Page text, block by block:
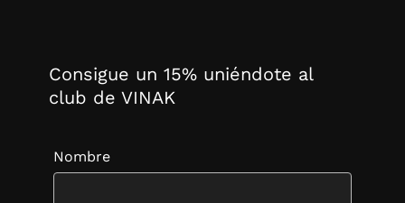
Consigue un 15% uniéndote al
club de VINAK
Nombre